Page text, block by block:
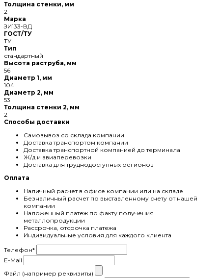
Толщина стенки, мм
2
Марка
ЗИ133-ВД
ГОСТ/ТУ
ТУ
Тип
стандартный
Высота раструба, мм
56
Диаметр 1, мм
104
Диаметр 2, мм
53
Толщина стенки 2, мм
2
Способы доставки
Самовывоз со склада компании
Доставка транспортом компании
Доставка транспортной компанией до терминала
Ж/д и авиаперевозки
Доставка для труднодоступных регионов
Оплата
Наличный расчет в офисе компании или на складе
Безналичный расчет по выставленному счету от нашей
компании
Наложенный платеж по факту получения
металлопродукции
Рассрочка, отсрочка платежа
Индивидуальные условия для каждого клиента
Телефон*
E-Mail
Файл (например реквизиты)